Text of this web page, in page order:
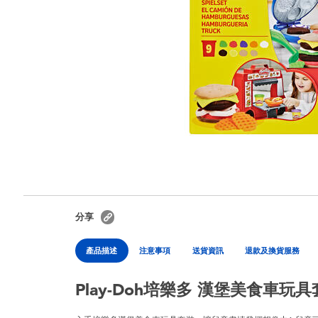
分享
產品描述 注意事項 送貨資訊 退款及換貨服務
Play-Doh培樂多 漢堡美食車玩具